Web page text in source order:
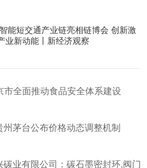
能短交通产业链亮相链博会 创新激
业新动能丨新经济观察
全面推动食品安全体系建设
茅台公布价格动态调整机制
业有限公司：碳石墨密封环,阀门